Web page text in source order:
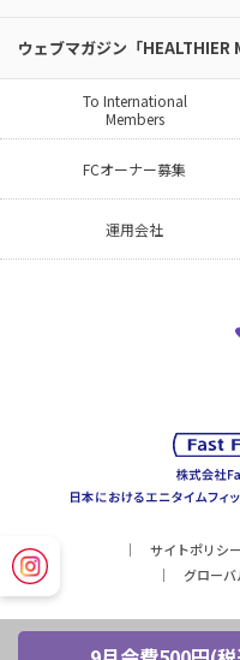
ウェブマガジン「HEALTHIER
To International
Members
FCオーナー募集
運用会社
サイトポリシー
グロー